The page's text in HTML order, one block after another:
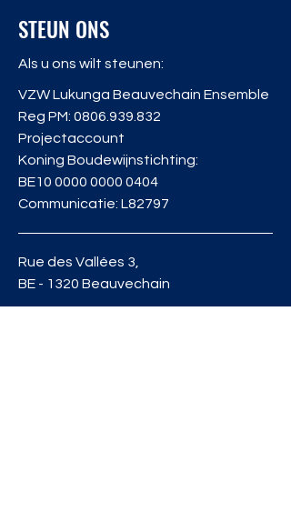
STEUN ONS
Als u ons wilt steunen:
VZW Lukunga Beauvechain Ensemble
Reg PM: 0806.939.832
Projectaccount
Koning Boudewijnstichting:
BE10 0000 0000 0404
Communicatie: L82797
Rue des Vallées 3,
BE - 1320 Beauvechain